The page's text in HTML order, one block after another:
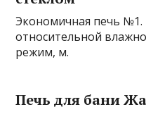
Экономичная печь №1.
относительной
режим, м.
Печь для бани